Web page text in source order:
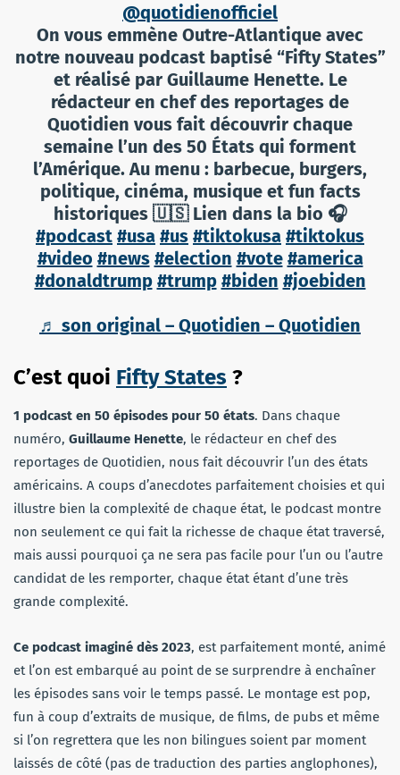
@quotidienofficiel
On vous emmène Outre-Atlantique avec
notre nouveau podcast baptisé “Fifty States”
et réalisé par Guillaume Henette. Le
rédacteur en chef des reportages de
Quotidien vous fait découvrir chaque
semaine l’un des 50 États qui forment
l’Amérique. Au menu : barbecue, burgers,
politique, cinéma, musique et fun facts
historiques 🇺🇸 Lien dans la bio 🎧
#podcast #usa #us #tiktokusa #tiktokus
#video #news #election #vote #america
#donaldtrump #trump #biden #joebiden
♬ son original – Quotidien – Quotidien
C’est quoi Fifty States ?
1 podcast en 50 épisodes pour 50 états. Dans chaque
numéro, Guillaume Henette, le rédacteur en chef des
reportages de Quotidien, nous fait découvrir l’un des états
américains. A coups d’anecdotes parfaitement choisies et qui
illustre bien la complexité de chaque état, le podcast montre
non seulement ce qui fait la richesse de chaque état traversé,
mais aussi pourquoi ça ne sera pas facile pour l’un ou l’autre
candidat de les remporter, chaque état étant d’une très
grande complexité.
Ce podcast imaginé dès 2023, est parfaitement monté, animé
et l’on est embarqué au point de se surprendre à enchaîner
les épisodes sans voir le temps passé. Le montage est pop,
fun à coup d’extraits de musique, de films, de pubs et même
si l’on regrettera que les non bilingues soient par moment
laissés de côté (pas de traduction des parties anglophones),